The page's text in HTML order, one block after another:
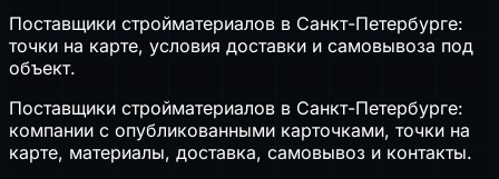
Поставщики стройматериалов в Санкт-Петербурге:
точки на карте, условия доставки и самовывоза под
объект.
Поставщики стройматериалов в Санкт-Петербурге:
компании с опубликованными карточками, точки на
карте, материалы, доставка, самовывоз и контакты.